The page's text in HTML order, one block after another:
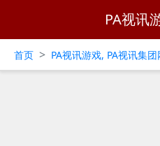
PA视讯
首页 > PA视讯游戏, PA视讯集